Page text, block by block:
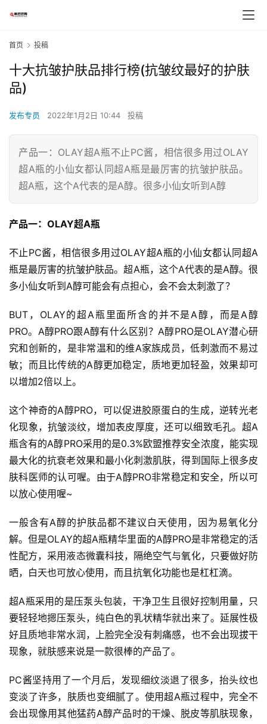
首页 投稿
十大抗皱护肤品排行榜(抗皱纹最好的护肤
品)
发布专员 2022年1月2日 10:44 投稿
产品一：OLAY超A瓶不止PC酱，相信很多用过OLAY
超A瓶的小仙女都认同超A瓶是最厉害的抗皱护肤品。
超A瓶，这个A代表的是A醇。很多小仙女听到A醇
产品一：OLAY超A瓶
不止PC酱，相信很多用过OLAY超A瓶的小仙女都认同超A
瓶是最厉害的抗皱护肤品。超A瓶，这个A代表的是A醇。很
多小仙女听到A醇可能会有点担心，会不会太刺激了？
BUT，OLAY的超A瓶里面所含的并不是A醇，而是A醇
PRO。A醇PRO跟A醇有什么区别？A醇PRO是OLAY潜心研
究和创新的，是非常温和的维A家族成员，低刺激而不易过
敏；而且比传统的A醇更加稳定，质地更加轻盈，效果却可
以增加2倍以上。
这个神奇的A醇PRO，可以促进胶原蛋白的生成，逆转光老
化现象，抗皱淡纹，增加表皮厚度，还可以细致毛孔。超A
瓶含有的A醇PRO采用的是0.3%欧盟推荐安全浓度，能实现
最大化的抗衰老效果和最小化刺激肌肤，得到国际上很多皮
肤科医师的认可喔。由于A醇PRO非常稳定和安全，所以可
以放心使用喔~
一般含有A醇的护肤品都不建议白天使用，因为易氧化分
解。但是OLAY的超A瓶精华里面的A醇PRO是非常稳定的活
性配方，采用液态微囊科技，隔绝空气与氧化，只要做好防
晒，白天也可放心使用，而且抗氧化功能也是杠杠滴。
超A瓶采用的是压泵头包装，干净卫生且很好控制用量，只
要轻轻地摁压泵头，纯白色的乳状精华就出来了。延展性极
好且质地非常水润，上脸完全没有刺痛感，也不会出现拔干
现象，就肤感来说是一款很棒的产品了。
PC酱坚持用了一个月后，发现细纹淡退了很多，抬头纹也
变淡了许多，肤质也变细腻了。使用超A瓶过程中，完全不
会出现像用其他猛药A醇产品时的干燥、脱皮等肌肤现象，